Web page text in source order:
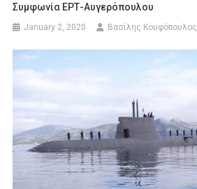
Συμφωνία ΕΡΤ-Αυγερόπουλου
January 2, 2020 Βασίλης Κουφόπουλος